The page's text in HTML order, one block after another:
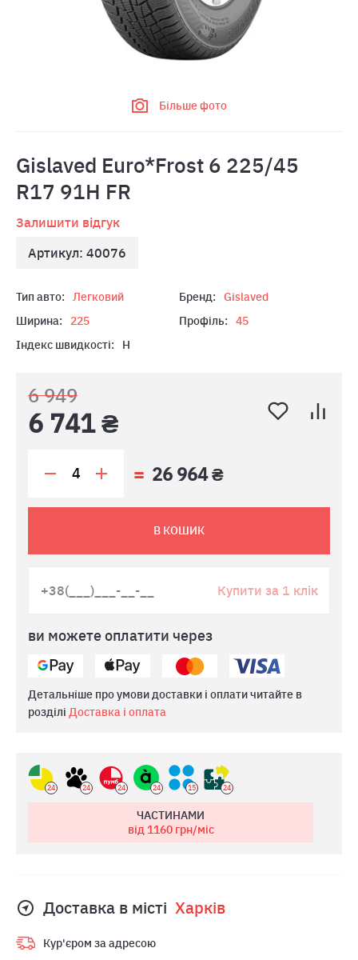
Більше фото
Gislaved Euro*Frost 6 225/45
R17 91H FR
Залишити відгук
Артикул: 40076
Тип авто: Легковий Бренд:
Gislaved
Ширина:
225 Профіль:
45
Індекс швидкості:
H
6 949
6 741 ₴
26 964 ₴
В КОШИК
Купити за 1 клік
ви можете оплатити через
Детальніше про умови доставки і оплати читайте в
розділі Доставка і оплата
24 24 24 24 15 24
ЧАСТИНАМИ
від 1160грн/міс
Доставка в місті Харкiв
Кур'єром за адресою